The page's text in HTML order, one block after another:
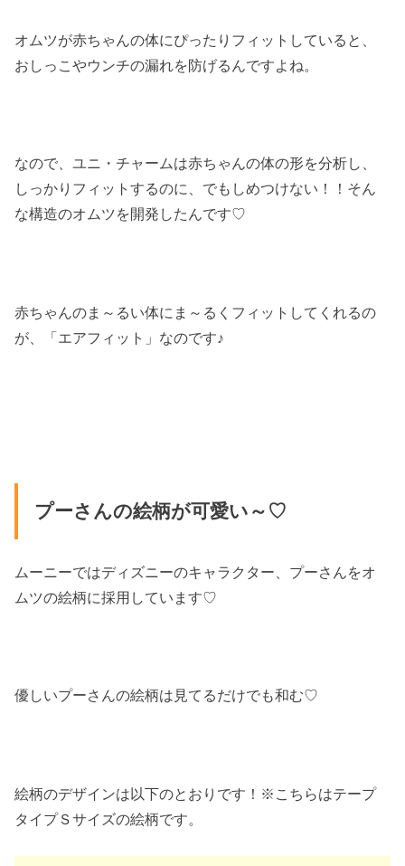
オムツが赤ちゃんの体にぴったりフィットしていると、
おしっこやウンチの漏れを防げるんですよね。
なので、ユニ・チャームは赤ちゃんの体の形を分析し、
しっかりフィットするのに、でもしめつけない！！そん
な構造のオムツを開発したんです♡
赤ちゃんのま～るい体にま～るくフィットしてくれるの
が、「エアフィット」なのです♪
プーさんの絵柄が可愛い～♡
ムーニーではディズニーのキャラクター、プーさんをオ
ムツの絵柄に採用しています♡
優しいプーさんの絵柄は見てるだけでも和む♡
絵柄のデザインは以下のとおりです！※こちらはテープ
タイプＳサイズの絵柄です。